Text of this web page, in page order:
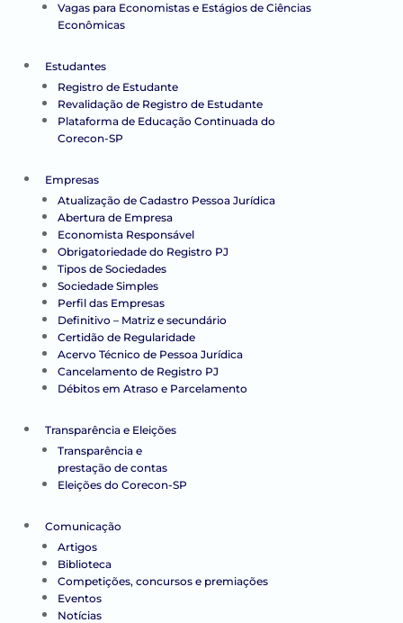
Vagas para Economistas e Estágios de Ciências
Econômicas
Estudantes
Registro de Estudante
Revalidação de Registro de Estudante
Plataforma de Educação Continuada do
Corecon-SP
Empresas
Atualização de Cadastro Pessoa Jurídica
Abertura de Empresa
Economista Responsável
Obrigatoriedade do Registro PJ
Tipos de Sociedades
Sociedade Simples
Perfil das Empresas
Definitivo – Matriz e secundário
Certidão de Regularidade
Acervo Técnico de Pessoa Jurídica
Cancelamento de Registro PJ
Débitos em Atraso e Parcelamento
Transparência e Eleições
Transparência e
prestação de contas
Eleições do Corecon-SP
Comunicação
Artigos
Biblioteca
Competições, concursos e premiações
Eventos
Notícias